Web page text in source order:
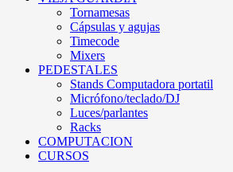
Tornamesas
Cápsulas y agujas
Timecode
Mixers
PEDESTALES
Stands Computadora portatil
Micrófono/teclado/DJ
Luces/parlantes
Racks
COMPUTACION
CURSOS